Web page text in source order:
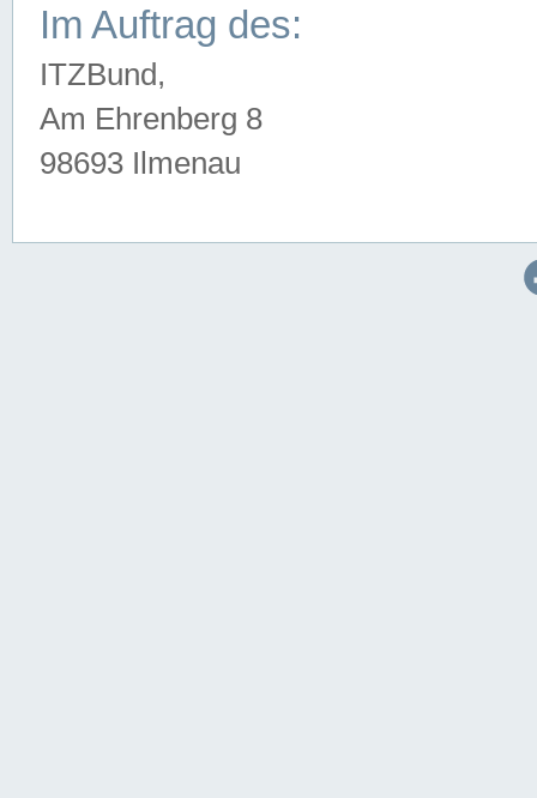
Im Auftrag des:
ITZBund,
Am Ehrenberg 8
98693 Ilmenau